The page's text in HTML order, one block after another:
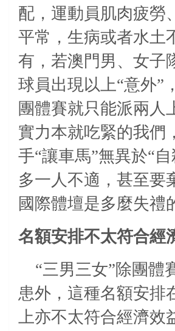
配，運動員肌肉疲勞
平常，生病或者水土
有，若澳門男、女子
球員出現以上“意外”
團體賽就只能派兩人
實力本就吃緊的我們
手“讓車馬”無異於“
多一人不適，甚至要
國際體壇是多麼失禮
名額安排不太符合經
“三男三女”除團體
患外，這種名額安排
上亦不太符合經濟效